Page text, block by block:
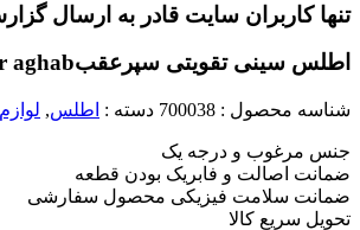
تنها کاربران سایت قادر به ارسال
اطلس سینی تقویتی سپرعقبaghab
شناسه محصول : 700038 دسته : اطلس,
جنس مرغوب و درجه یک
ضمانت اصالت و فابریک بودن قطعه
ضمانت سلامت فیزیکی محصول سفارشی
تحویل سریع کالا